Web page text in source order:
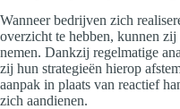
Wanneer bedrijven zich
overzicht te hebben, kunnen
nemen. Dankzij regelmatige
zij hun strategieën hierop
aanpak in plaats van reactief
zich aandienen.